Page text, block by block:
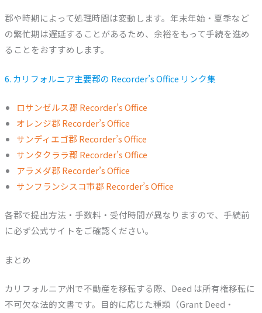
郡や時期によって処理時間は変動します。年末年始・夏季など
の繁忙期は遅延することがあるため、余裕をもって手続を進め
ることをおすすめします。
6. カリフォルニア主要郡の Recorder’s Office リンク集
ロサンゼルス郡 Recorder’s Office
オレンジ郡 Recorder’s Office
サンディエゴ郡 Recorder’s Office
サンタクララ郡 Recorder’s Office
アラメダ郡 Recorder’s Office
サンフランシスコ市郡 Recorder’s Office
各郡で提出方法・手数料・受付時間が異なりますので、手続前
に必ず公式サイトをご確認ください。
まとめ
カリフォルニア州で不動産を移転する際、Deed は所有権移転に
不可欠な法的文書です。目的に応じた種類（Grant Deed・